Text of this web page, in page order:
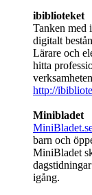
ibiblioteket
Tanken med
digitalt
Lärare och
hitta
http://
Minibladet
barn och
MiniBladet
igång.